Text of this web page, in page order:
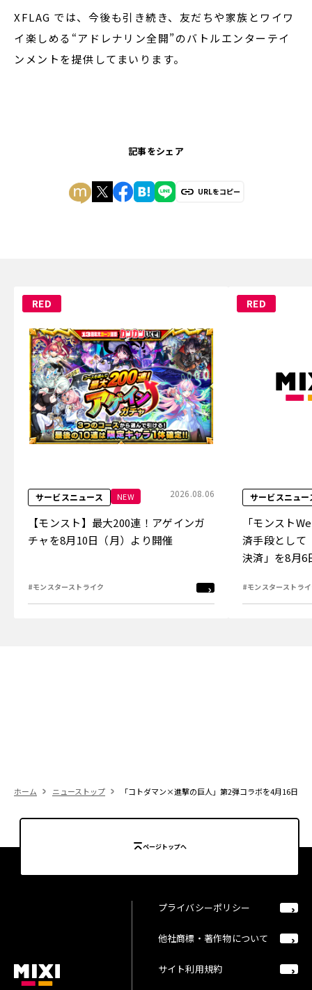
XFLAG では、今後も引き続き、友だちや家族とワイワ
イ楽しめる“アドレナリン全開”のバトルエンターテイ
ンメントを提供してまいります。
記事をシェア
URLをコピー
RED
サービスニュース NEW 2026.08.06
【モンスト】最大200連！アゲインガ
チャを8月10日（月）より開催
#モンスターストライク
RED
サービスニュー
「モンスト
済手段として
決済」を8月6
#モンスターストラ
ホーム ニューストップ 「コトダマン×進撃の巨人」第2弾コラボを4月16日
ページトップへ
プライバシーポリシー
他社商標・著作物について
サイト利用規約